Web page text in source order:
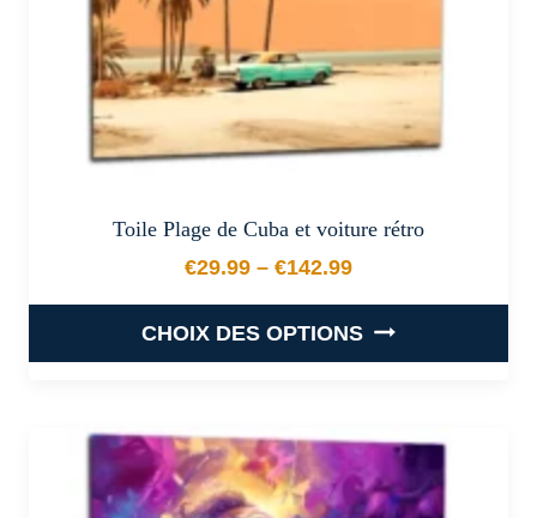
page
du
produit
Toile Plage de Cuba et voiture rétro
€29.99 – €142.99
Plage de prix : €29.99 à
CHOIX DES OPTIONS
a
plusieurs
variations.